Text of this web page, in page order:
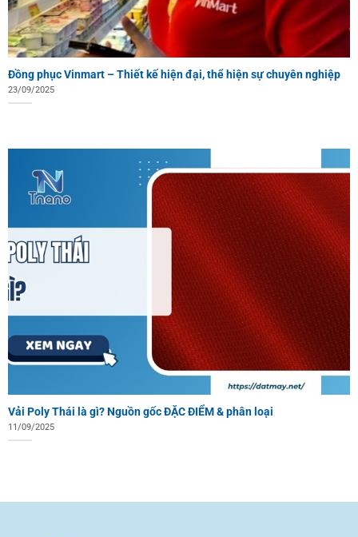
Đồng phục Vinmart – Thiết kế hiện đại, thể hiện sự chuyên nghiệp
23/09/2025
Vải Poly Thái là gì? Nguồn gốc ĐẶC ĐIỂM & phân loại
11/09/2025